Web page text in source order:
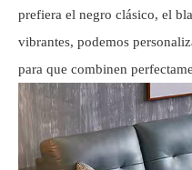
prefiera el negro clásico, el
vibrantes, podemos
para que combinen